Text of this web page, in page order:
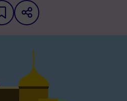
Ajouter aux favoris
Partager sur les